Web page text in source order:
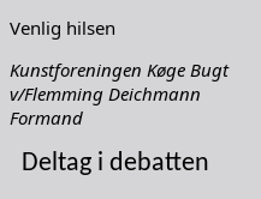
Venlig hilsen
Kunstforeningen Køge Bugt
v/Flemming Deichmann
Formand
Deltag i debatten